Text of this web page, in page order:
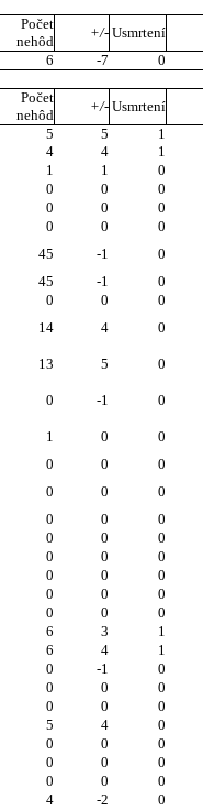
Počet
nehôd
+/- Usmrtení
6 -7
0
Počet
nehôd
+/- Usmrtení
5 5
1
4 4
1
1 1
0
0 0
0
0 0
0
0 0
0
45 -1
0
45 -1
0
0 0
0
14 4
0
13 5
0
0 -1
0
1 0
0
0 0
0
0 0
0
0 0
0
0 0
0
0 0
0
0 0
0
0 0
0
0 0
0
6 3
1
6 4
1
0 -1
0
0 0
0
0 0
0
5 4
0
0 0
0
0 0
0
0 0
0
4 -2
0